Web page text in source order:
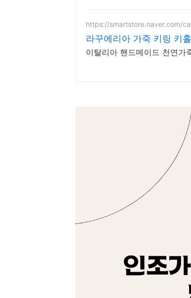
https://smartstore.naver.com/
라꾸에리아 가죽 키링 키
이탈리아 핸드메이드 천연가